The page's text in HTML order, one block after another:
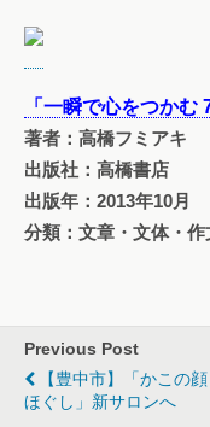
「一瞬で心をつかむ
著者：高橋フミアキ
出版社：高橋書店
出版年：2013年10月
分類：文章・文体・作
Previous Post
【豊中市】「かこの顔
ほぐし」新サロンへ